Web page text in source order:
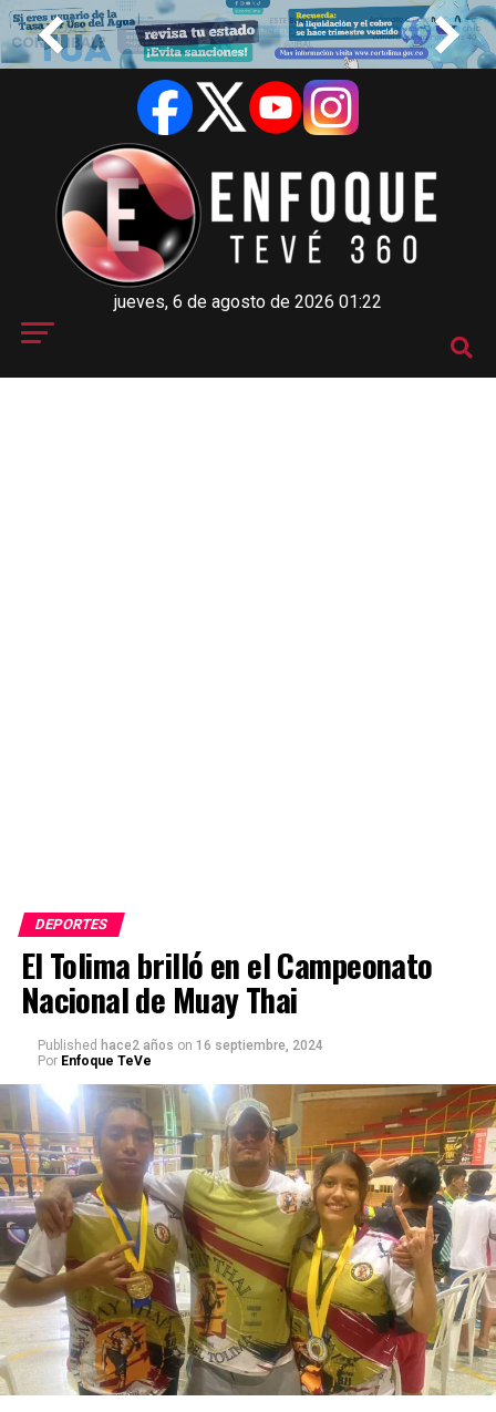
jueves, 6 de agosto de 2026 01:22
DEPORTES
El Tolima brilló en el Campeonato
Nacional de Muay Thai
Published hace2 años on 16 septiembre, 2024
Por Enfoque TeVe